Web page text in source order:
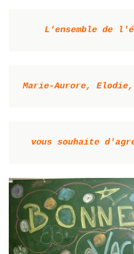
L'ensemble de
Marie-Aurore,
vous souhaite